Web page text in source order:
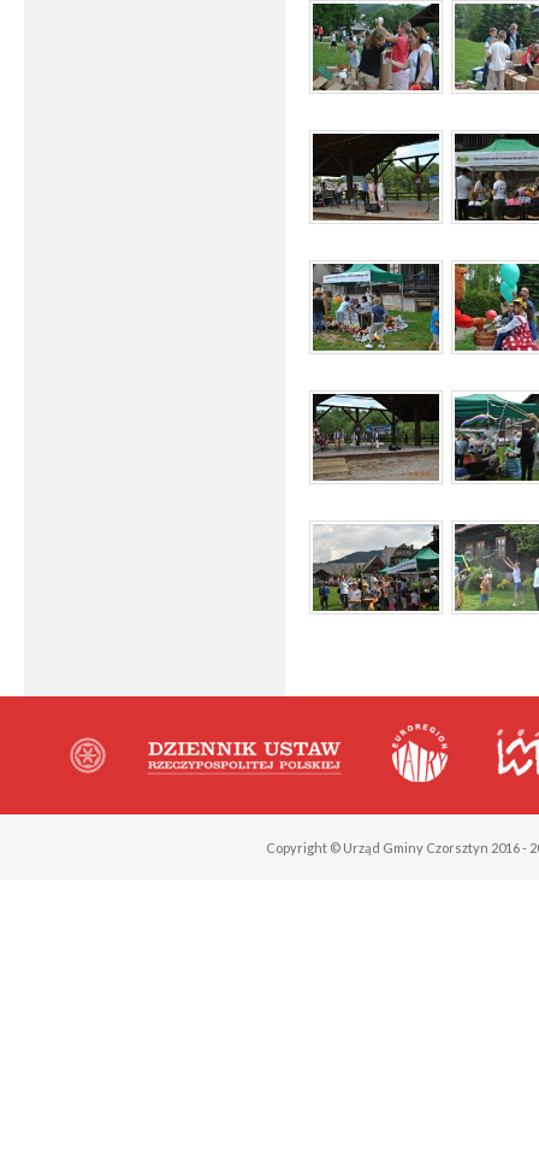
Copyright © Urząd Gminy Czorsztyn 2016 -